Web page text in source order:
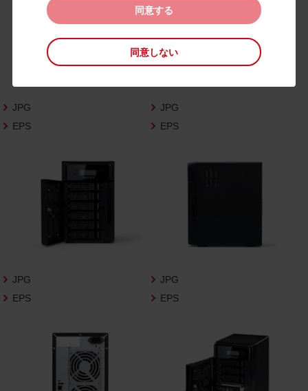
また、当社は、下記のCAD図データ利用規約
（以下「CAD図データ利用規約」といいます）
に同意いただいたお客様に限定して、本CA
D図ダウンロードページで公開している当
いいます）の利用を許諾いたします。
お客様が「同意する」ボタンをクリックされ
た場合、商品写真データ利用規約及びCAD
みなされます。
なお、商品写真データ利用規約及びCAD図
データ利用規約の記載事項は予告なく変更
されることがあります。各データをダウン
ロードする際には最新の規約をご確認くだ
さいますようお願い申し上げます。
商品写真データ利用規約
等の一切の権利が当社に帰属することに同
意します。
2.利用許諾
同意する
同意しない
JPG
EPS
JPG
EPS
JPG
EPS
JPG
EPS